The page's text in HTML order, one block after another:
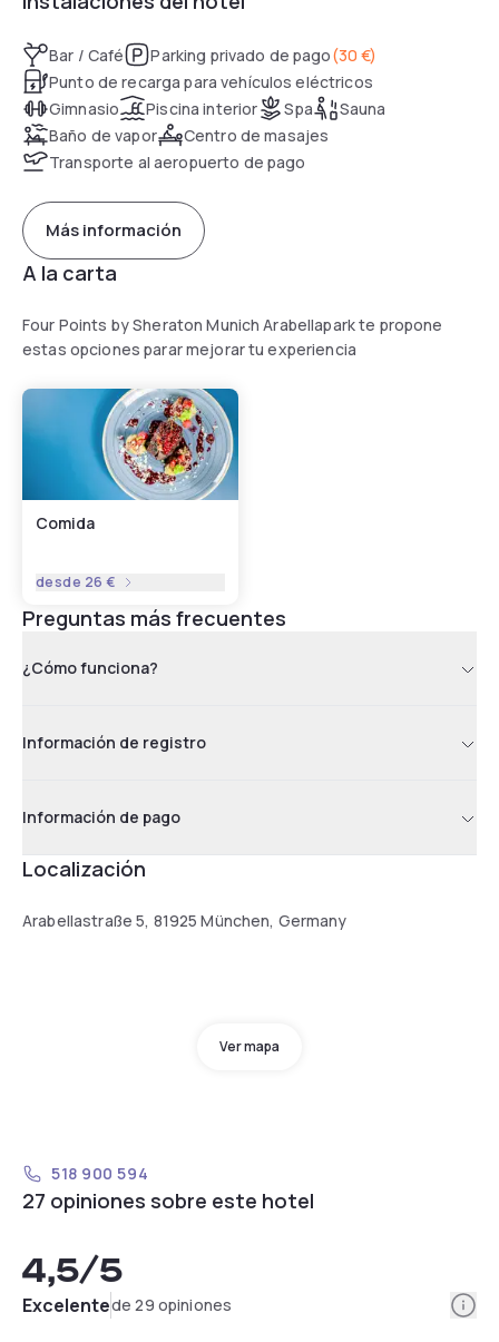
Bar / Café Parking privado de pago(30 €)
Punto de recarga para vehículos eléctricos
Gimnasio
Piscina interior Spa
Sauna
Baño de vapor
Centro de masajes
Transporte al aeropuerto de pago
Más información
A la carta
Four Points by Sheraton Munich Arabellapark te propone
estas opciones parar mejorar tu experiencia
Comida
desde 26 €
Preguntas más frecuentes
¿Cómo funciona?
Información de registro
Información de pago
Localización
Arabellastraße 5, 81925 München, Germany
Ver mapa
518 900 594
27 opiniones sobre este hotel
4,5/5
Excelentede 29 opiniones